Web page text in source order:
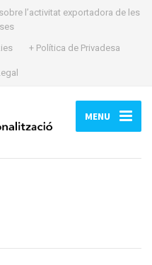
l’activitat exportadora de les
+ Política de Privadesa
MENU